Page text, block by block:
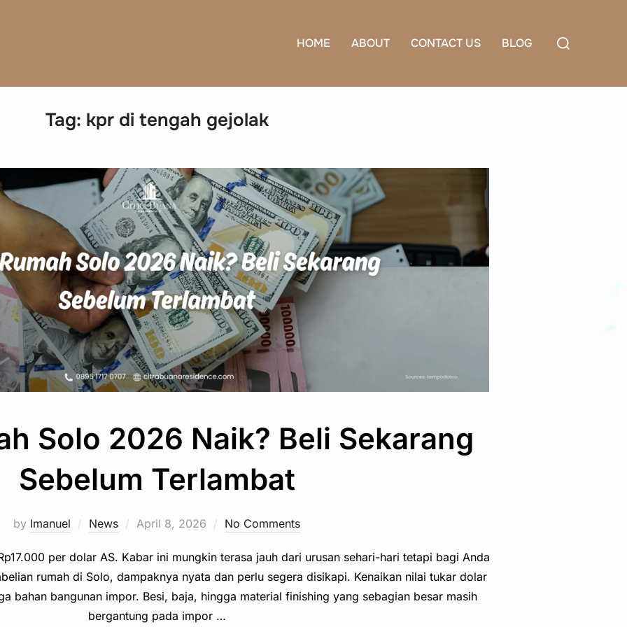
HOME ABOUT CONTACT US BLOG
Search
Tag: kpr di tengah gejolak
Solo 2026 Naik? Beli Sekarang
Sebelum Terlambat
by Imanuel News
Posted
April 8, 2026 No Comments
per dolar AS. Kabar ini mungkin terasa jauh dari urusan sehari-hari tetapi bagi Anda
rumah di Solo, dampaknya nyata dan perlu segera disikapi. Kenaikan nilai tukar dolar
bahan bangunan impor. Besi, baja, hingga material finishing yang sebagian besar masih
bergantung pada impor …